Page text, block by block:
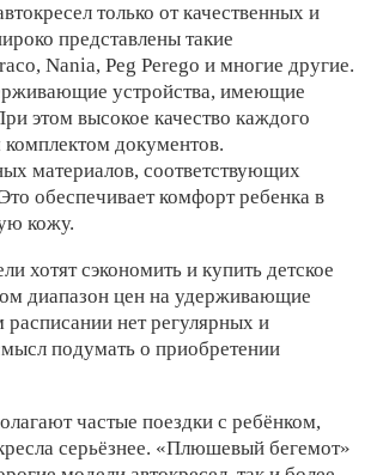
только от качественных и
представлены такие
Nania, Peg Perego и многие другие.
устройства, имеющие
этом высокое качество каждого
документов.
материалов, соответствующих
обеспечивает комфорт ребенка в
кожу.
хотят сэкономить и купить детское
диапазон цен на удерживающие
нет регулярных и
подумать о приобретении
частые поездки с ребёнком,
серьёзнее. «Плюшевый бегемот»